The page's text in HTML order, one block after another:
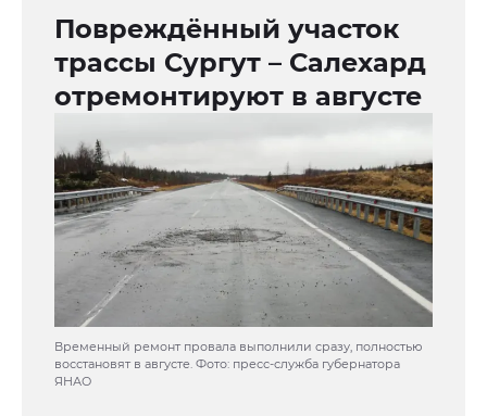
Повреждённый участок
трассы Сургут – Салехард
отремонтируют в августе
Временный ремонт провала выполнили сразу, полностью
восстановят в августе. Фото: пресс-служба губернатора
ЯНАО